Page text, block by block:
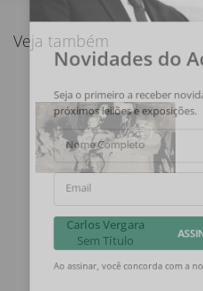
Veja também
Carlos Vergara
Sem Título
Novidades do
Seja o primeiro a receber
próximos leilões e exposições.
Nome Completo